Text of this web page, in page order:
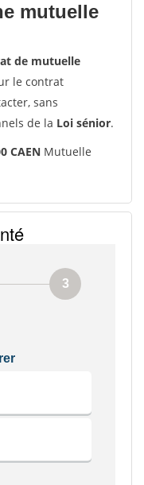
mutuelle
de mutuelle
le contrat
sans
de la Loi sénior.
CAEN Mutuelle